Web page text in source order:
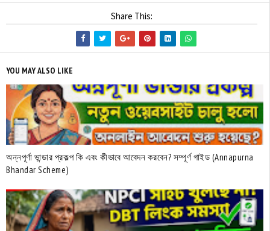
Share This:
YOU MAY ALSO LIKE
অন্নপূর্ণা ভান্ডার প্রকল্প কি এবং কীভাবে আবেদন করবেন? সম্পূর্ণ গাইড (Annapurna
Bhandar Scheme)